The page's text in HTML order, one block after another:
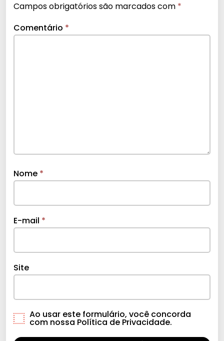
Campos obrigatórios são marcados com *
Comentário *
Nome *
E-mail *
Site
Ao usar este formulário, você concorda
com nossa Política de Privacidade.